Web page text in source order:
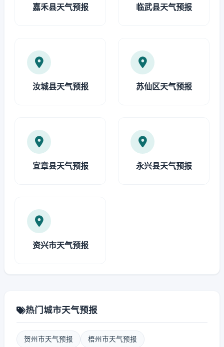
嘉禾县天气预报 临武县天气预报
汝城县天气预报 苏仙区天气预报
宜章县天气预报 永兴县天气预报
资兴市天气预报
热门城市天气预报
贺州市天气预报 梧州市天气预报